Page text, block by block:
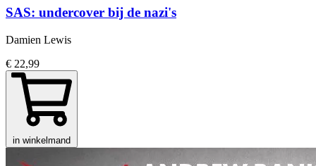
SAS: undercover bij de nazi's
Damien Lewis
€ 22,99
in winkelmand